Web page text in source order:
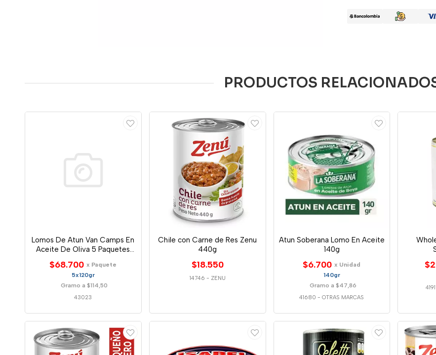
PRODUCTOS
Lomos De Atun Van Camps En
Aceite De Oliva 5 Paquetes
$68.700 x Paquete
5x120gr
Gramo a $114,50
43023
Chile con Carne de Res Zenu
440g
$18.550
14746 - ZENU
Atun Soberana Lomo En Aceite
140g
$6.700 x Unidad
140gr
Gramo a $47,86
41680 -OTRAS MARCAS